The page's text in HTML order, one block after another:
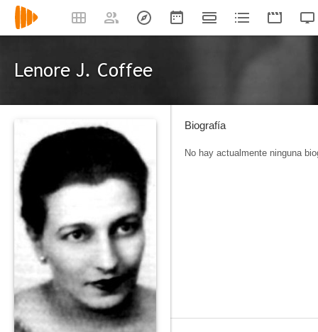
Lenore J. Coffee
Biografía
No hay actualmente ninguna